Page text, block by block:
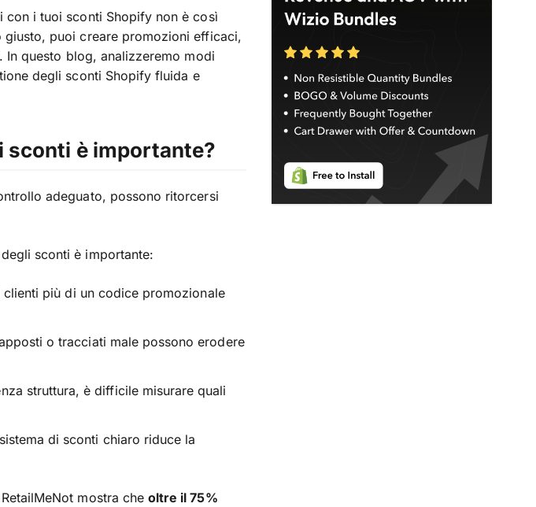
con i tuoi sconti Shopify non è così
puoi creare promozioni efficaci,
questo blog, analizzeremo modi
degli sconti Shopify fluida e
sconti è importante?
adeguato, possono ritorcersi
sconti è importante:
clienti più di un codice promozionale
o tracciati male possono erodere
struttura, è difficile misurare quali
di sconti chiaro riduce la
mostra che oltre il 75%